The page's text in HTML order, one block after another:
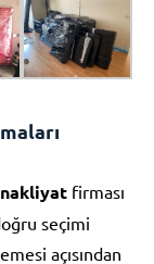
firması
seçimi
açısından